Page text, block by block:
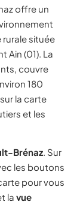
offre un
située
Ain (01). La
couvre
180
la carte
et les
Brénaz. Sur
les boutons
pour vous
la vue